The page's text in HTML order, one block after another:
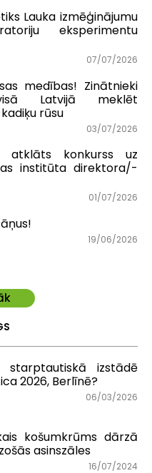
Lauka izmēģinājumu
eksperimentu
07/07/2026
medības! Zinātnieki
Latvijā meklēt
rūsu
03/07/2026
atklāts konkurss uz
institūta direktora/-
01/07/2026
19/06/2026
starptautiskā izstādē
2026, Berlīnē?
06/03/2026
košumkrūms dārzā
asinszāles
16/07/2024